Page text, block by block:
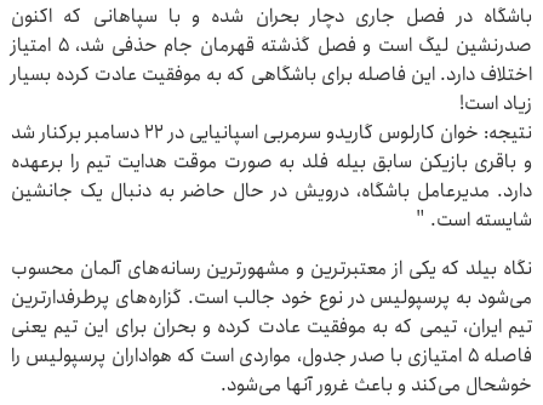
باشگاه در فصل جاری دچار بحران شده و با سپاهانی که اکنون
صدرنشین لیگ است و فصل گذشته قهرمان جام حذفی شد، ۵ امتیاز
اختلاف دارد. این فاصله برای باشگاهی که به موفقیت عادت کرده بسیار
زیاد است!
نتیجه: خوان کارلوس گاریدو سرمربی اسپانیایی در ۲۲ دسامبر برکنار شد
و باقری بازیکن سابق بیله فلد به صورت موقت هدایت تیم را برعهده
دارد. مدیرعامل باشگاه، درویش در حال حاضر به دنبال یک جانشین
شایسته است. "
نگاه بیلد که یکی از معتبرترین و مشهورترین رسانه‌های آلمان محسوب
می‌شود به پرسپولیس در نوع خود جالب است. گزاره‌های پرطرفدارترین
تیم ایران، تیمی که به موفقیت عادت کرده و بحران برای این تیم یعنی
فاصله ۵ امتیازی با صدر جدول، مواردی است که هواداران پرسپولیس را
خوشحال می‌کند و باعث غرور آنها می‌شود.